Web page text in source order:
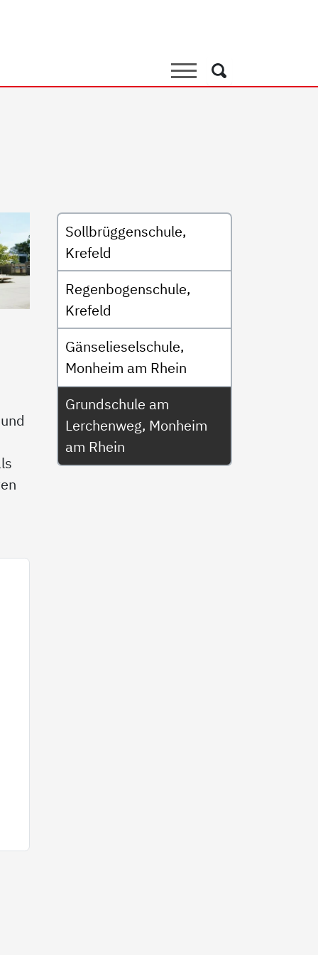
Suche
Suche
Untermenü
Sollbrüggenschule,
Krefeld
Regenbogenschule,
Krefeld
Gänselieselschule,
Monheim am Rhein
Grundschule am
Lerchenweg, Monheim
am Rhein